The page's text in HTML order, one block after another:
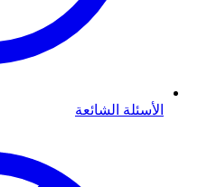
الأسئلة الشائعة